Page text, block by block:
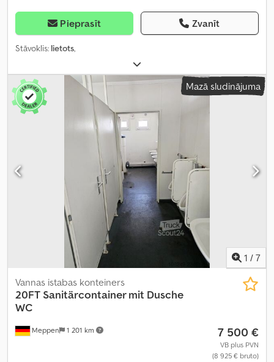
Pieprasīt Zvanīt
Stāvoklis: lietots,
Mazā sludinājuma
1 / 7
Meppen 1 201 km
Vannas istabas konteiners
20FT Sanitärcontainer mit Dusche
WC
7 500 €
VB plus PVN
(8 925 € bruto)